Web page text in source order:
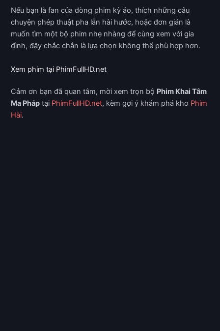
Nếu bạn là fan của dòng phim kỳ ảo, thích những câu
chuyện phép thuật pha lẫn hài hước, hoặc đơn giản là
muốn tìm một bộ phim nhẹ nhàng để cùng xem với gia
đình, đây chắc chắn là lựa chọn không thể phù hợp hơn.
Xem phim tại PhimFullHD.net
Cảm ơn bạn đã quan tâm, mời xem trọn bộ Phim Khai Tâm
Ma Pháp tại PhimFullHD.net, kèm gợi ý khám phá kho Phim
Hài.